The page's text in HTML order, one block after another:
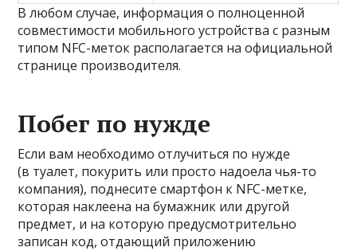
В любом случае, информация о полноценной
совместимости мобильного устройства с разным
типом NFC-меток располагается на официальной
странице производителя.
Побег по нужде
Если вам необходимо отлучиться по нужде
(в туалет, покурить или просто надоела чья-то
компания), поднесите смартфон к NFC-метке,
которая наклеена на бумажник или другой
предмет, и на которую предусмотрительно
записан код, отдающий приложению